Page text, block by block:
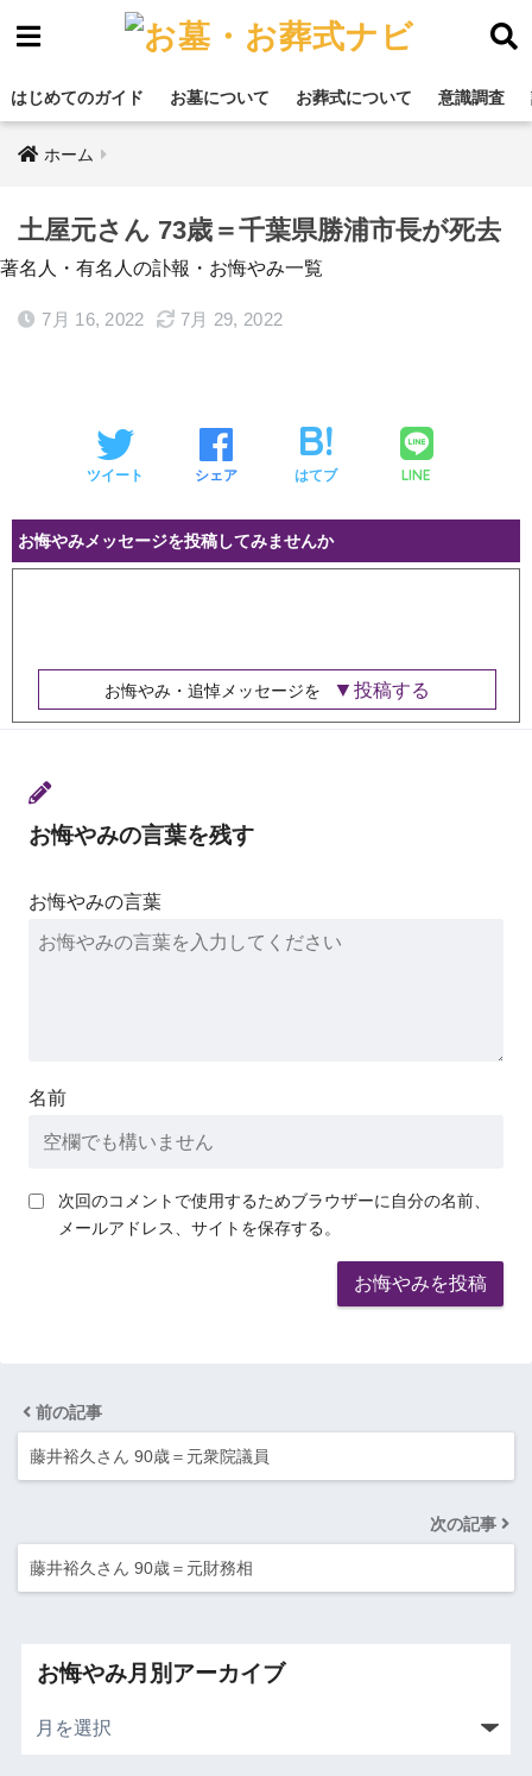
はじめてのガイド お墓について お葬式について 意識調査
ホーム
土屋元さん 73歳＝千葉県勝浦市長が死去
著名人・有名人の訃報・お悔やみ一覧
7月 16, 2022 7月 29, 2022
ツイート シェア はてブ LINE
お悔やみメッセージを投稿してみませんか
お悔やみ・追悼メッセージを 投稿する
お悔やみの言葉を残す
お悔やみの言葉
名前
次回のコメントで使用するためブラウザーに自分の名前、
メールアドレス、サイトを保存する。
前の記事
藤井裕久さん 90歳＝元衆院議員
次の記事
藤井裕久さん 90歳＝元財務相
お悔やみ月別アーカイブ